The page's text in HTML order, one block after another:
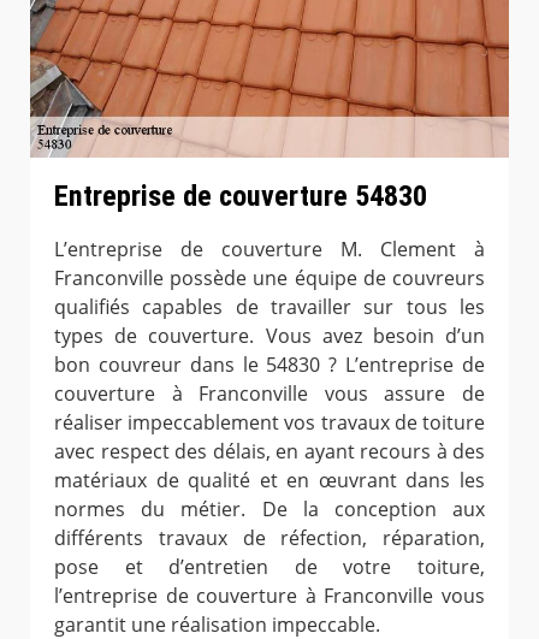
Entreprise de couverture 54830
L’entreprise de couverture M. Clement à
Franconville possède une équipe de couvreurs
qualifiés capables de travailler sur tous les
types de couverture. Vous avez besoin d’un
bon couvreur dans le 54830 ? L’entreprise de
couverture à Franconville vous assure de
réaliser impeccablement vos travaux de toiture
avec respect des délais, en ayant recours à des
matériaux de qualité et en œuvrant dans les
normes du métier. De la conception aux
différents travaux de réfection, réparation,
pose et d’entretien de votre toiture,
l’entreprise de couverture à Franconville vous
garantit une réalisation impeccable.